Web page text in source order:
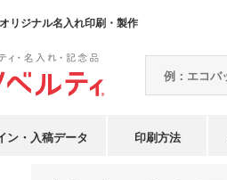
リジナル名入れ印刷・製作
ン・入稿データ 印刷方法